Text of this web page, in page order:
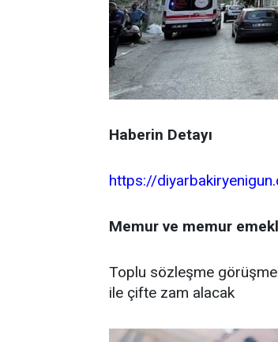
Haberin Detayı
https://
Memur ve memur
Toplu sözleşme
ile çifte zam alacak